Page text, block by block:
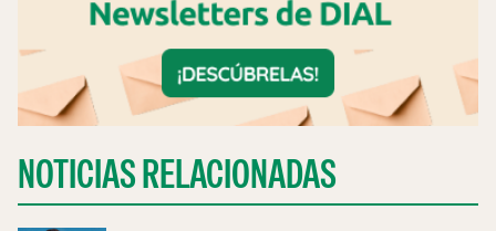
NOTICIAS RELACIONADAS